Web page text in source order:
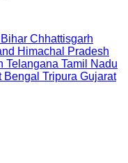
Bihar Chhattisgarh
Himachal Pradesh
Telangana Tamil Nadu
Bengal Tripura Gujarat